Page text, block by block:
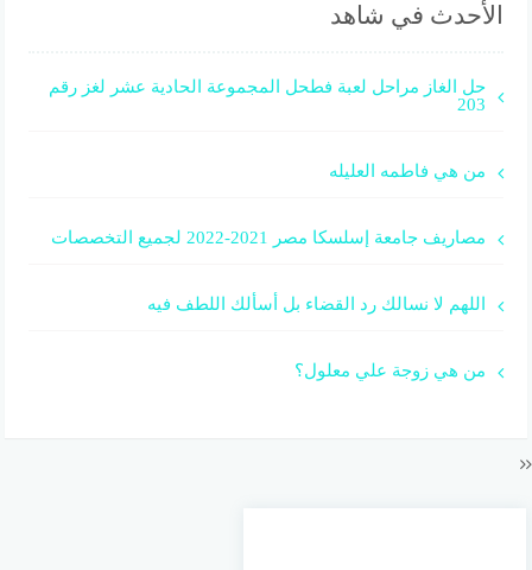
الأحدث في شاهد
حل الغاز مراحل لعبة فطحل المجموعة الحادية عشر لغز رقم
203
من هي فاطمه العليله
مصاريف جامعة إسلسكا مصر 2021-2022 لجميع التخصصات
اللهم لا نسالك رد القضاء بل أسألك اللطف فيه
من هي زوجة علي معلول؟